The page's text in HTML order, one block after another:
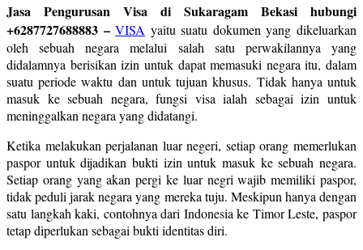
Jasa Pengurusan Visa di Sukaragam Bekasi hubungi
+6287727688883 –VISA yaitu suatu dokumen yang dikeluarkan
oleh sebuah negara melalui salah satu perwakilannya yang
didalamnya berisikan izin untuk dapat memasuki negara itu, dalam
suatu periode waktu dan untuk tujuan khusus. Tidak hanya untuk
masuk ke sebuah negara, fungsi visa ialah sebagai izin untuk
meninggalkan negara yang didatangi.
Ketika melakukan perjalanan luar negeri, setiap orang memerlukan
paspor untuk dijadikan bukti izin untuk masuk ke sebuah negara.
Setiap orang yang akan pergi ke luar negri wajib memiliki paspor,
tidak peduli jarak negara yang mereka tuju. Meskipun hanya dengan
satu langkah kaki, contohnya dari Indonesia ke Timor Leste, paspor
tetap diperlukan sebagai bukti identitas diri.